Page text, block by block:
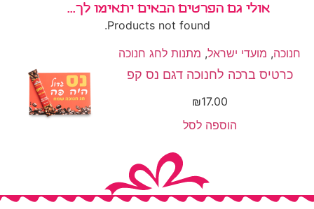
אולי גם הפרטים הבאים יתאימו לך...
Products not found.
חנוכה, מועדי ישראל, מתנות לחג חנוכה
כרטיס ברכה לחנוכה דגם נס קפ
₪17.00
הוספה לסל